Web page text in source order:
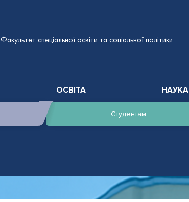
Факультет спеціальної освіти та соціальної політики
ОСВІТА НАУКА
Студентам